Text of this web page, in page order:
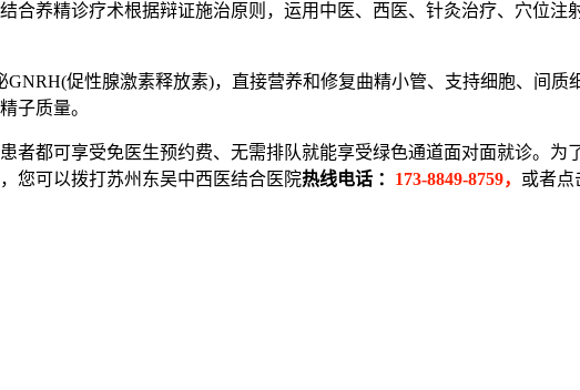
养精诊疗术根据辩证施治原则，运用中医、西医、针灸治疗、穴位注
促性腺激素释放素)，直接营养和修复曲精小管、支持细胞、间质
子质量。
者都可享受免医生预约费、无需排队就能享受绿色通道面对面就诊。
您可以拨打苏州东吴中西医结合医院热线电话 ： 173-8849-8759， 或者点